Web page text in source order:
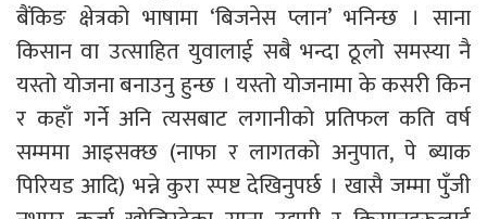
बैंकिङ क्षेत्रको भाषामा ‘बिजनेस प्लान’ भनिन्छ । साना
किसान वा उत्साहित युवालाई सबै भन्दा ठूलो समस्या नै
यस्तो योजना बनाउनु हुन्छ । यस्तो योजनामा के कसरी किन
र कहाँ गर्ने अनि त्यसबाट लगानीको प्रतिफल कति वर्ष
सम्ममा आइसक्छ (नाफा र लागतको अनुपात, पे ब्याक
पिरियड आदि) भन्ने कुरा स्पष्ट देखिनुपर्छ । खासै जम्मा पुँजी